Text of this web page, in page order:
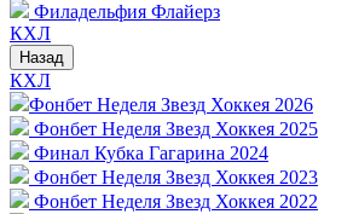
Филадельфия Флайерз
КХЛ
Назад
КХЛ
Фонбет Неделя Звезд Хоккея 2026
Фонбет Неделя Звезд Хоккея 2025
Финал Кубка Гагарина 2024
Фонбет Неделя Звезд Хоккея 2023
Фонбет Неделя Звезд Хоккея 2022